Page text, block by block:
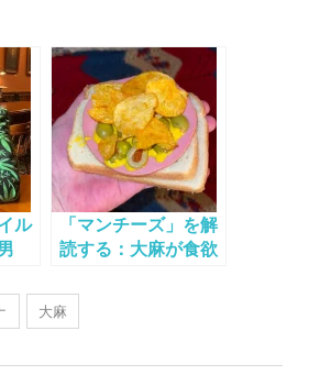
ル
「マンチーズ」を解
読する：大麻が食欲
大麻